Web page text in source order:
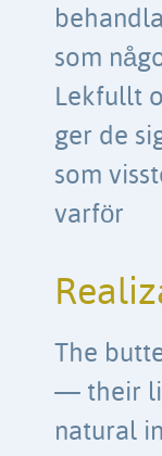
som
Lekfullt
ger de
som
varför
The
— their
natural